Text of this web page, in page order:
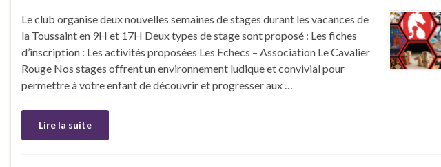
Le club organise deux nouvelles semaines de stages durant les vacances de
la Toussaint en 9H et 17H Deux types de stage sont proposé : Les fiches
d’inscription : Les activités proposées Les Echecs – Association Le Cavalier
Rouge Nos stages offrent un environnement ludique et convivial pour
permettre à votre enfant de découvrir et progresser aux …
Lire la suite